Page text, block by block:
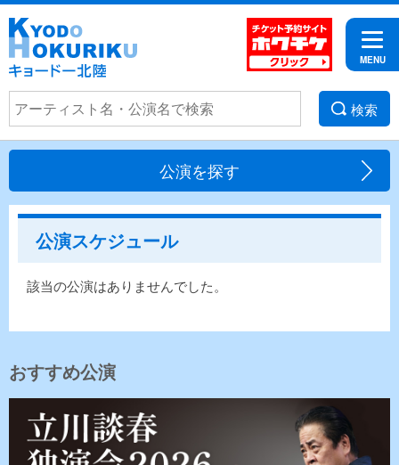
検索
公演を探す
公演スケジュール
該当の公演はありませんでした。
おすすめ公演